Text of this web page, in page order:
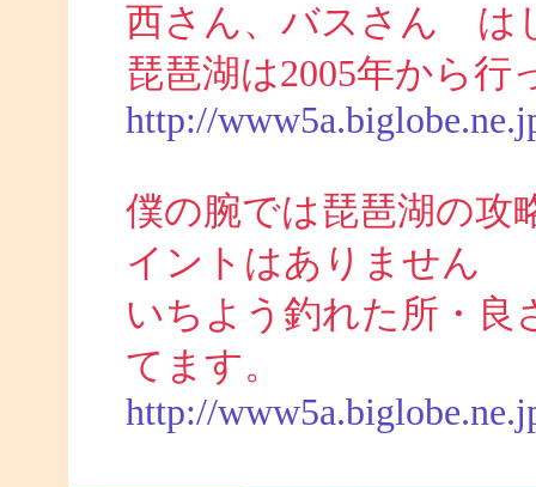
西さん、バスさん は
琵琶湖は2005年から行
http://
僕の腕では琵琶湖の攻
イントはありません
いちよう釣れた所・良
てます。
http://